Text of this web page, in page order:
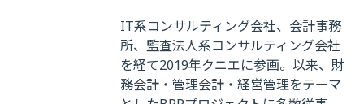
IT系コンサルティング会社、会計事務
所、監査法人系コンサルティング会社
を経て2019年クニエに参画。以来、財
務会計・管理会計・経営管理をテーマ